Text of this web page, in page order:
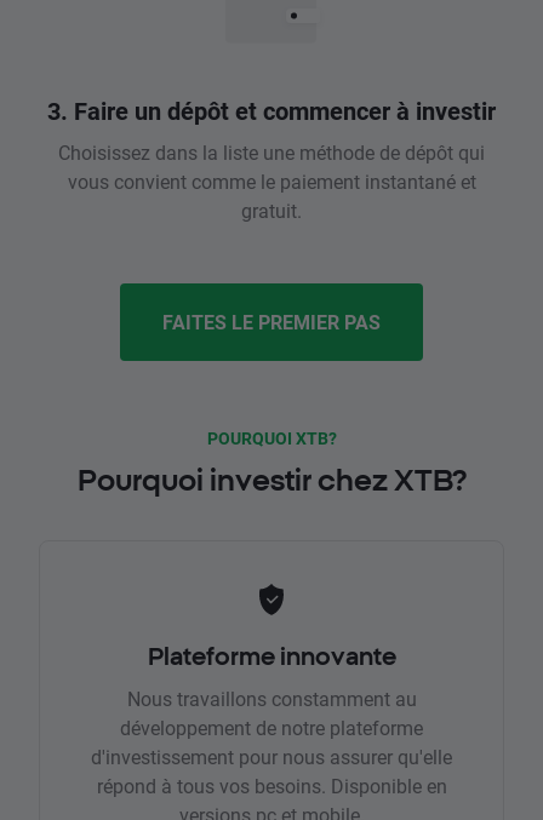
3. Faire un dépôt et commencer à investir
Choisissez dans la liste une méthode de dépôt qui
vous convient comme le paiement instantané et
gratuit.
FAITES LE PREMIER PAS
POURQUOI XTB?
Pourquoi investir chez XTB?
Plateforme innovante
Nous travaillons constamment au
développement de notre plateforme
d'investissement pour nous assurer qu'elle
répond à tous vos besoins. Disponible en